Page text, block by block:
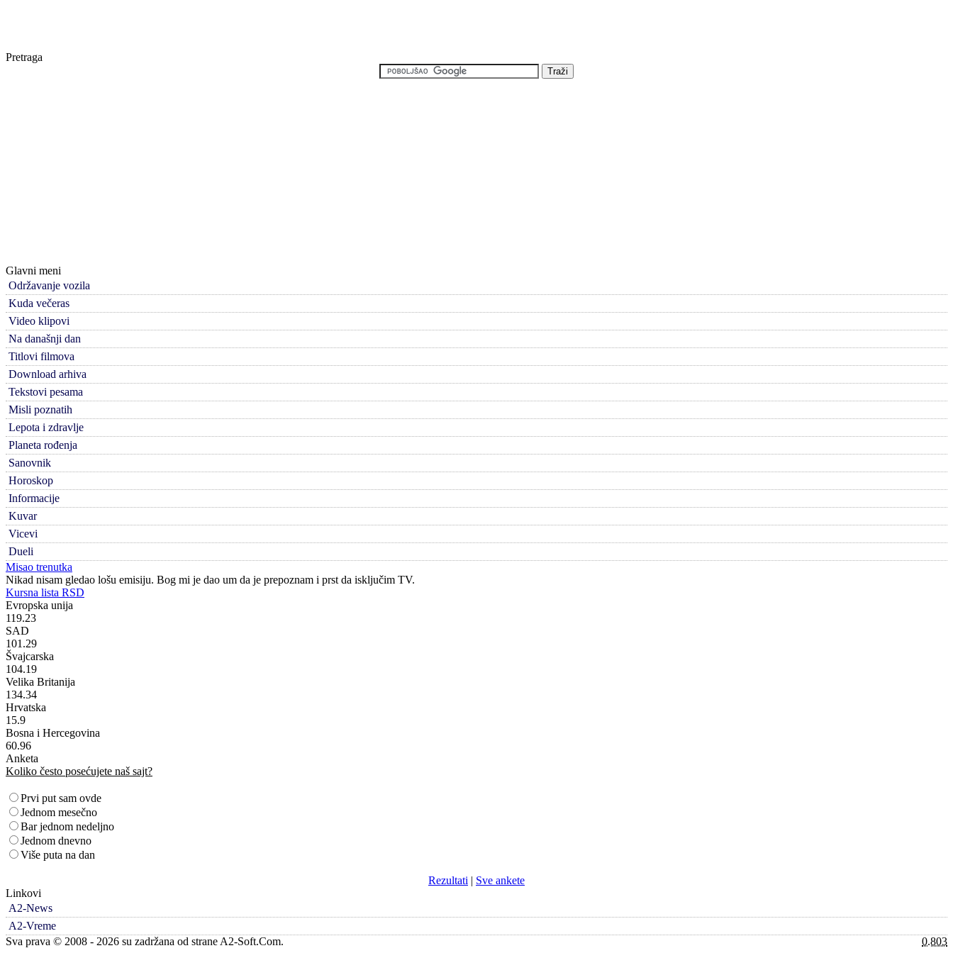
Pretraga
Glavni meni
Održavanje vozila
Kuda večeras
Video klipovi
Na današnji dan
Titlovi filmova
Download arhiva
Tekstovi pesama
Misli poznatih
Lepota i zdravlje
Planeta rođenja
Sanovnik
Horoskop
Informacije
Kuvar
Vicevi
Dueli
Misao trenutka
Nikad nisam gledao lošu emisiju. Bog mi je dao um da je prepoznam i prst da isključim TV.
Kursna lista RSD
Evropska unija
119.23
SAD
101.29
Švajcarska
104.19
Velika Britanija
134.34
Hrvatska
15.9
Bosna i Hercegovina
60.96
Anketa
Koliko često posećujete naš sajt?
Prvi put sam ovde
Jednom mesečno
Bar jednom nedeljno
Jednom dnevno
Više puta na dan
Rezultati | Sve ankete
Linkovi
A2-News
A2-Vreme
Sva prava © 2008 - 2026 su zadržana od strane A2-Soft.Com.
0.803